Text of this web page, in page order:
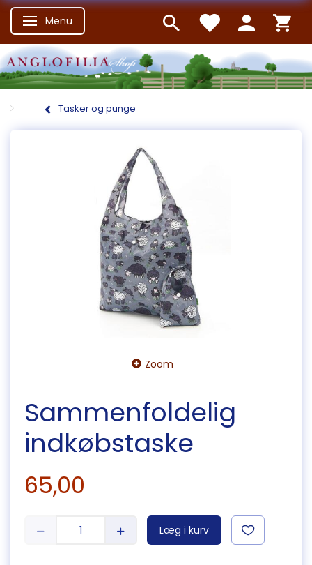
Skifte navigation
Menu
Tasker og punge
Zoom
Sammenfoldelig
indkøbstaske
65,00
Læg i kurv